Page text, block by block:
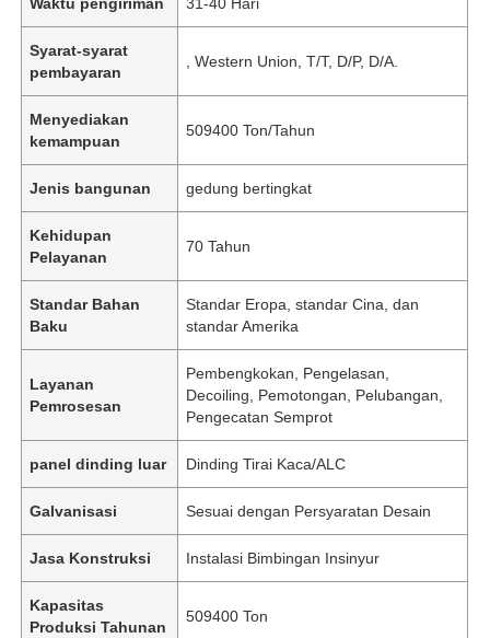
Syarat-syarat
pembayaran
, Western Union, T/T, D/P, D/A.
Menyediakan
kemampuan
509400 Ton/Tahun
Jenis bangunan gedung bertingkat
Kehidupan
Pelayanan
70 Tahun
Standar Bahan
Baku
Standar Eropa, standar Cina, dan
standar Amerika
Layanan
Pemrosesan
Pembengkokan, Pengelasan,
Decoiling, Pemotongan, Pelubangan,
Pengecatan Semprot
panel dinding luar Dinding Tirai Kaca/ALC
Galvanisasi Sesuai dengan Persyaratan Desain
Jasa Konstruksi Instalasi Bimbingan Insinyur
Kapasitas
Produksi Tahunan
509400 Ton